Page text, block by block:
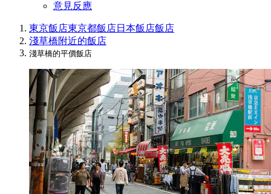
意見反應
東京飯店東京都飯店日本飯店飯店
淺草橋附近的飯店
淺草橋的平價飯店